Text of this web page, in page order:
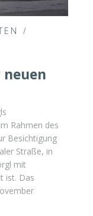
/
Rahmen des
Besichtigung
Straße, in
mit
ist. Das